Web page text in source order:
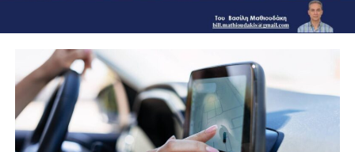
Χρησιμοποιείται από το σύστημα υψηλής ταχύτητας
SuperCharge της Huawei για τη φόρτιση συσκευών, τόσο
σε υποδοχές και θύρες Type-A όσο και σε Type-C. Αυτές
υποστηρίζουν ταχύτητες φόρτισης 40 watt ή
περισσότερο, μαζί με το τυπικό USB Power Deliver (PD)